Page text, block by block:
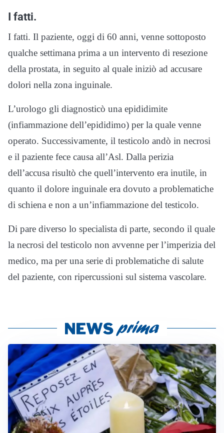
I fatti.
I fatti. Il paziente, oggi di 60 anni, venne sottoposto
qualche settimana prima a un intervento di resezione
della prostata, in seguito al quale iniziò ad accusare
dolori nella zona inguinale.
L’urologo gli diagnosticò una epididimite
(infiammazione dell’epididimo) per la quale venne
operato. Successivamente, il testicolo andò in necrosi
e il paziente fece causa all’Asl. Dalla perizia
dell’accusa risultò che quell’intervento era inutile, in
quanto il dolore inguinale era dovuto a problematiche
di schiena e non a un’infiammazione del testicolo.
Di pare diverso lo specialista di parte, secondo il quale
la necrosi del testicolo non avvenne per l’imperizia del
medico, ma per una serie di problematiche di salute
del paziente, con ripercussioni sul sistema vascolare.